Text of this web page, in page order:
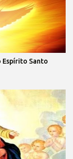
Espírito Santo